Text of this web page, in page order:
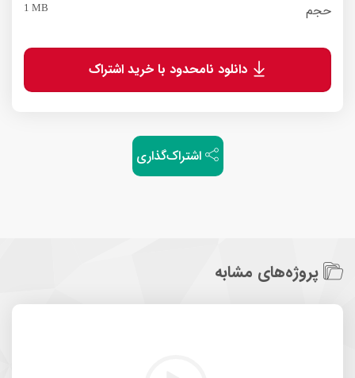
حجم 1 MB
دانلود نامحدود با خرید اشتراک
اشتراک‌گذاری
پروژه‌های مشابه